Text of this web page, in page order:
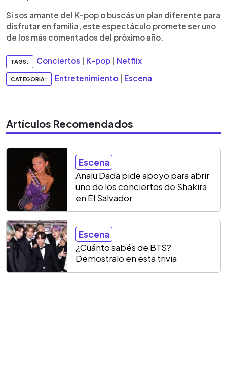
Si sos amante del K-pop o buscás un plan diferente para
disfrutar en familia, este espectáculo promete ser uno
de los más comentados del próximo año.
TAGS: Conciertos K-pop Netflix
CATEGORIA: Entretenimiento Escena
Artículos Recomendados
Escena
Analu Dada pide apoyo para abrir
uno de los conciertos de Shakira
en El Salvador
Escena
¿Cuánto sabés de BTS?
Demostralo en esta trivia